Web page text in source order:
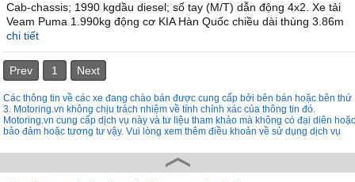
Cab-chassis; 1990 kgdầu diesel; số tay (M/T) dẫn động 4x2. Xe tải
Veam Puma 1.990kg động cơ KIA Hàn Quốc chiều dài thùng 3.86m
chi tiết
Prev 1 Next
Các thông tin về các xe đang chào bán được cung cấp bởi bên bán hoặc bên thứ
3. Motoring.vn không chịu trách nhiệm về tính chính xác của thông tin đó.
Motoring.vn cung cấp dịch vụ này và tư liệu tham khảo mà không có đại diên hoặc
bảo đảm hoặc tương tư vậy. Vui lòng xem thêm điều khoản về sử dụng dịch vụ